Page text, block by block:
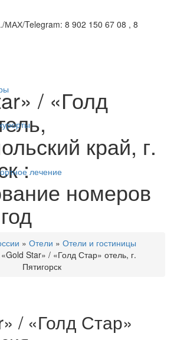
Telegram: 8 902 150 67 08 , 8
лечение
/ «Голд
край, г.
:
номеров
» Отели » Отели и гостиницы
«Gold Star» / «Голд Стар» отель, г.
Пятигорск
/ «Голд Стар»